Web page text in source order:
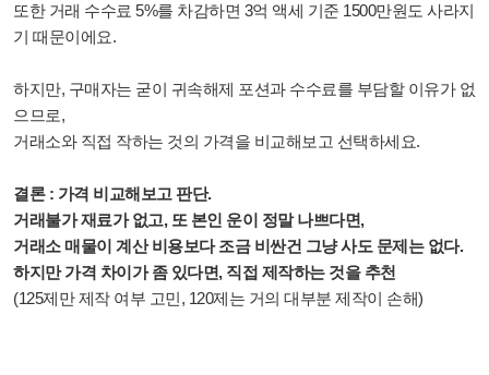
또한 거래 수수료 5%를 차감하면 3억 액세 기준 1500만원도 사라지
기 때문이에요.
하지만, 구매자는 굳이 귀속해제 포션과 수수료를 부담할 이유가 없
으므로,
거래소와 직접 작하는 것의 가격을 비교해보고 선택하세요.
결론 : 가격 비교해보고 판단.
거래불가 재료가 없고, 또 본인 운이 정말 나쁘다면,
거래소 매물이 계산 비용보다 조금 비싼건 그냥 사도 문제는 없다.
하지만 가격 차이가 좀 있다면, 직접 제작하는 것을 추천
(125제만 제작 여부 고민, 120제는 거의 대부분 제작이 손해)